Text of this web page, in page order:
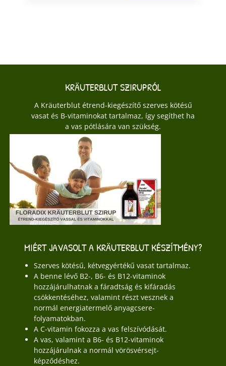
KRÄUTERBLUT SZIRUPRÓL
A Kräuterblut étrend-kiegészítő szerves kötésű
vasat és B-vitaminokat tartalmaz, így segíthet ha
a vas pótlására van szükség.
MIÉRT JAVASOLT A KRÄUTERBLUT KÉSZÍTMÉNY?
Szerves kötésű, kétvegyértékű vasat tartalmaz.
A benne lévő B2-, B6- és B12-vitaminok
hozzájárulhatnak a fáradtság és kifáradás
csökkentéséhez, valamint részt vesznek a
normál energiatermelő anyagcsere-
folyamatokban.
A C-vitamin fokozza a vas felszívódását.
A vas, valamint a B6- és B12-vitaminok
hozzájárulnak a normál vörösvérsejt-
képződéshez.